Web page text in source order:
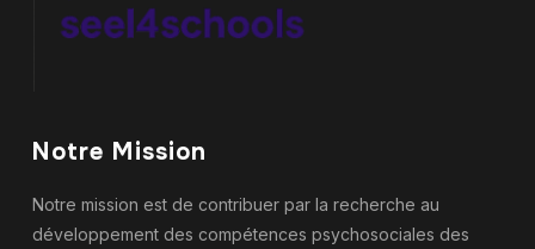
Notre Mission
Notre mission est de contribuer par la recherche au
développement des compétences psychosociales des